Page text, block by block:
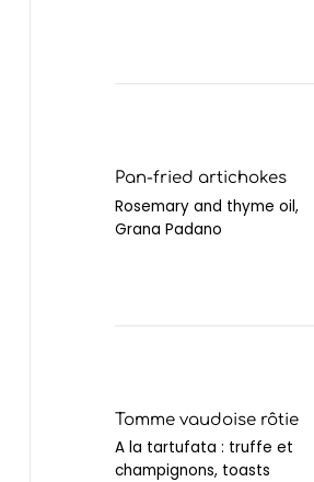
Pan-fried artichokes
Rosemary and thyme oil,
Grana Padano
Tomme vaudoise rôtie
A la tartufata : truffe et
champignons, toasts